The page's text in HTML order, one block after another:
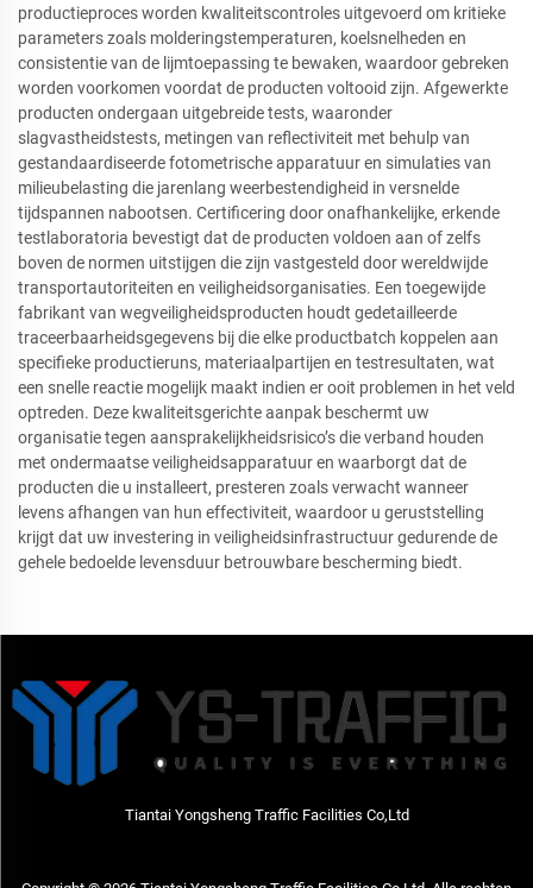
productieproces worden kwaliteitscontroles uitgevoerd om kritieke
parameters zoals molderingstemperaturen, koelsnelheden en
consistentie van de lijmtoepassing te bewaken, waardoor gebreken
worden voorkomen voordat de producten voltooid zijn. Afgewerkte
producten ondergaan uitgebreide tests, waaronder
slagvastheidstests, metingen van reflectiviteit met behulp van
gestandaardiseerde fotometrische apparatuur en simulaties van
milieubelasting die jarenlang weerbestendigheid in versnelde
tijdspannen nabootsen. Certificering door onafhankelijke, erkende
testlaboratoria bevestigt dat de producten voldoen aan of zelfs
boven de normen uitstijgen die zijn vastgesteld door wereldwijde
transportautoriteiten en veiligheidsorganisaties. Een toegewijde
fabrikant van wegveiligheidsproducten houdt gedetailleerde
traceerbaarheidsgegevens bij die elke productbatch koppelen aan
specifieke productieruns, materiaalpartijen en testresultaten, wat
een snelle reactie mogelijk maakt indien er ooit problemen in het veld
optreden. Deze kwaliteitsgerichte aanpak beschermt uw
organisatie tegen aansprakelijkheidsrisico’s die verband houden
met ondermaatse veiligheidsapparatuur en waarborgt dat de
producten die u installeert, presteren zoals verwacht wanneer
levens afhangen van hun effectiviteit, waardoor u geruststelling
krijgt dat uw investering in veiligheidsinfrastructuur gedurende de
gehele bedoelde levensduur betrouwbare bescherming biedt.
Tiantai Yongsheng Traffic Facilities Co,Ltd